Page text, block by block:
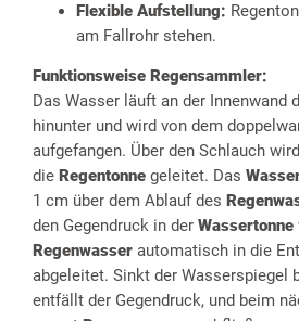
Flexible Aufstellung:
am Fallrohr stehen.
Funktionsweise Regensammler:
Das Wasser läuft an der Innenwand
hinunter und wird von dem
aufgefangen. Über den Schlauch
die Regentonne geleitet. Das
1 cm über dem Ablauf des
den Gegendruck in der Wassertonne
Regenwasser automatisch in die
abgeleitet. Sinkt der Wasserspiegel
entfällt der Gegendruck, und beim